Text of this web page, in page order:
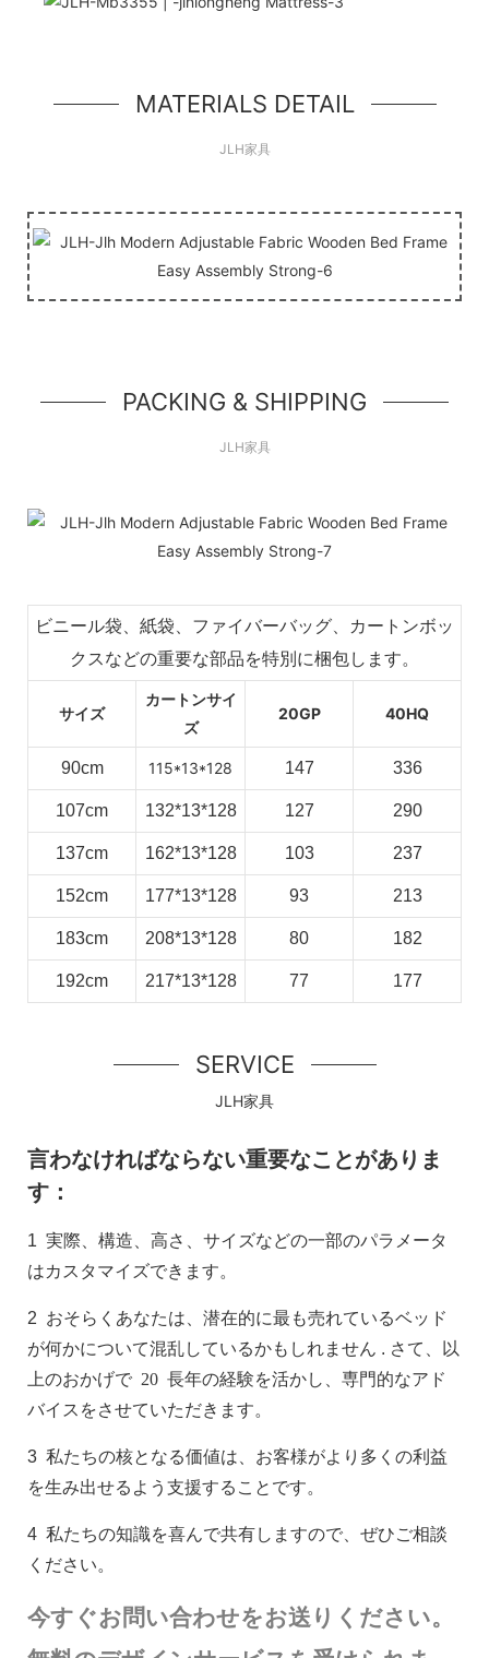
こんにちは世界！
MATERIALS DETAIL
JLH家具
PACKING & SHIPPING
JLH家具
ビニール袋、紙袋、ファイバーバッグ、カートンボッ
クスなどの重要な部品を特別に梱包します。
サイズ
カートンサイ
ズ
20GP 40HQ
90cm 115*13*128 147 336
107cm 132*13*128 127 290
137cm 162*13*128 103 237
152cm 177*13*128 93 213
183cm 208*13*128 80 182
192cm 217*13*128 77 177
SERVICE
JLH家具
言わなければならない重要なことがありま
す：
1 実際、構造、高さ、サイズなどの一部のパラメータ
はカスタマイズできます。
2 おそらくあなたは、潜在的に最も売れているベッド
が何かについて混乱しているかもしれません . さて、以
上のおかげで 20 長年の経験を活かし、専門的なアド
バイスをさせていただきます。
3 私たちの核となる価値は、お客様がより多くの利益
を生み出せるよう支援することです。
4 私たちの知識を喜んで共有しますので、ぜひご相談
ください。
今すぐお問い合わせをお送りください。